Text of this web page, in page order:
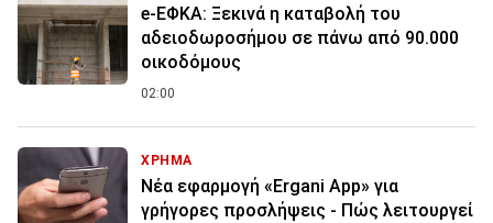
e-ΕΦΚΑ: Ξεκινά η καταβολή του
αδειοδωροσήμου σε πάνω από 90.000
οικοδόμους
02:00
ΧΡΗΜΑ
Νέα εφαρμογή «Ergani App» για
γρήγορες προσλήψεις - Πώς λειτουργεί